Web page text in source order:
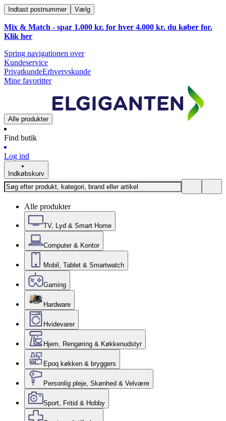
Indtast postnummer Vælg
Mix & Match - spar 1.000 kr. for hver 4.000 kr. du køber for.
Klik her
Spring navigationen over
Kundeservice
PrivatkundeErhvervskunde
Mine favoritter
Alle produkter
Find butik
Log ind
Indkøbskurv
Alle produkter
TV, Lyd & Smart Home
Computer & Kontor
Mobil, Tablet & Smartwatch
Gaming
Hardware
Hvidevarer
Hjem, Rengøring & Køkkenudstyr
Epoq køkken & bryggers
Personlig pleje, Skønhed & Velvære
Sport, Fritid & Hobby